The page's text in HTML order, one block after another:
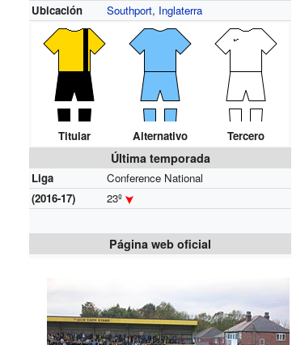
Ubicación
Southport, Inglaterra
Titular Alternativo Tercero
Última temporada
Liga
Conference National
(2016-17)
23º
Página web oficial